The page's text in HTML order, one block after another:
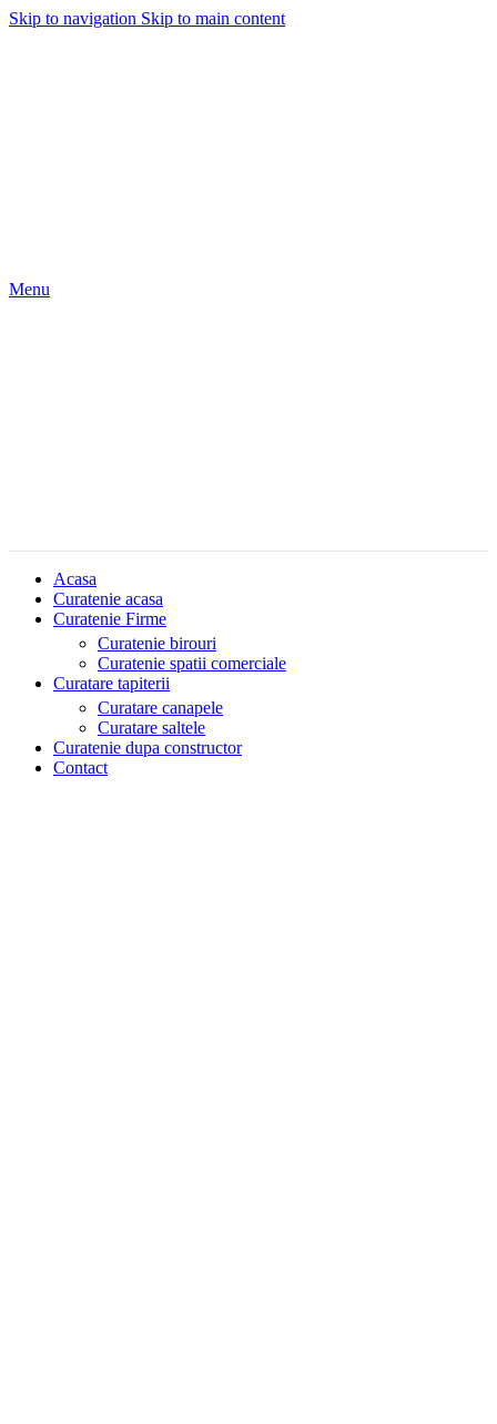
Skip to navigation Skip to main content
Menu
Acasa
Curatenie acasa
Curatenie Firme
Curatenie birouri
Curatenie spatii comerciale
Curatare tapiterii
Curatare canapele
Curatare saltele
Curatenie dupa constructor
Contact